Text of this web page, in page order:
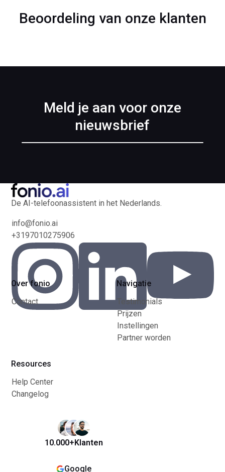
Beoordeling van onze klanten
Meld je aan voor onze
nieuwsbrief
De AI-telefoonassistent in het Nederlands.
info@fonio.ai
+3197010275906
Navigatie
Testimonials
Prijzen
Instellingen
Partner worden
Over fonio
Contact
Resources
Help Center
Changelog
10.000+Klanten
Google